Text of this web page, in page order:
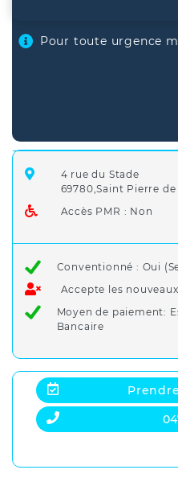
Pour toute urgence
4 rue du Stade
69780,Saint Pierre
Accès PMR : Non
Conventionné : Oui
Accepte les
Moyen de paiement:
Bancaire